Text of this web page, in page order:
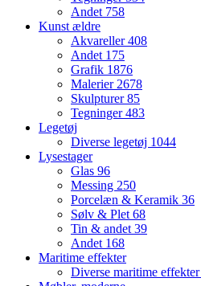
Andet 758
Kunst ældre
Akvareller408
Andet 175
Grafik 1876
Malerier 2678
Skulpturer85
Tegninger483
Legetøj
Diverse legetøj 1044
Lysestager
Glas 96
Messing 250
Porcelæn & Keramik 36
Sølv & Plet 68
Tin & andet 39
Andet 168
Maritime effekter
Diverse maritime effekter